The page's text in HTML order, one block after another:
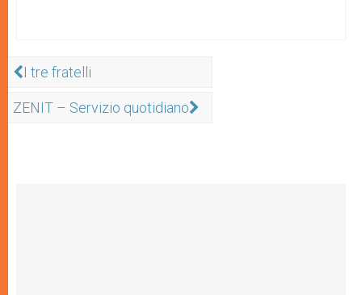
I tre fratelli
ZENIT – Servizio quotidiano